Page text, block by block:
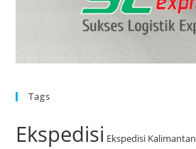
Tags
Ekspedisi Ekspedisi Kalimantan